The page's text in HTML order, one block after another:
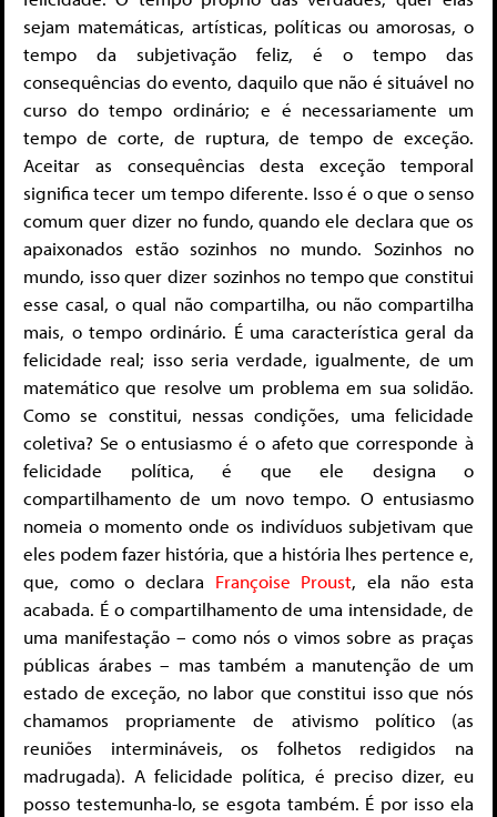
sejam matemáticas, artísticas, políticas ou amorosas, o
tempo da subjetivação feliz, é o tempo das
consequências do evento, daquilo que não é situável no
curso do tempo ordinário; e é necessariamente um
tempo de corte, de ruptura, de tempo de exceção.
Aceitar as consequências desta exceção temporal
significa tecer um tempo diferente. Isso é o que o senso
comum quer dizer no fundo, quando ele declara que os
apaixonados estão sozinhos no mundo. Sozinhos no
mundo, isso quer dizer sozinhos no tempo que constitui
esse casal, o qual não compartilha, ou não compartilha
mais, o tempo ordinário. É uma característica geral da
felicidade real; isso seria verdade, igualmente, de um
matemático que resolve um problema em sua solidão.
Como se constitui, nessas condições, uma felicidade
coletiva? Se o entusiasmo é o afeto que corresponde à
felicidade política, é que ele designa o
compartilhamento de um novo tempo. O entusiasmo
nomeia o momento onde os indivíduos subjetivam que
eles podem fazer história, que a história lhes pertence e,
que, como o declara Françoise Proust, ela não esta
acabada. É o compartilhamento de uma intensidade, de
uma manifestação – como nós o vimos sobre as praças
públicas árabes – mas também a manutenção de um
estado de exceção, no labor que constitui isso que nós
chamamos propriamente de ativismo político (as
reuniões intermináveis, os folhetos redigidos na
madrugada). A felicidade política, é preciso dizer, eu
posso testemunha-lo, se esgota também. É por isso ela